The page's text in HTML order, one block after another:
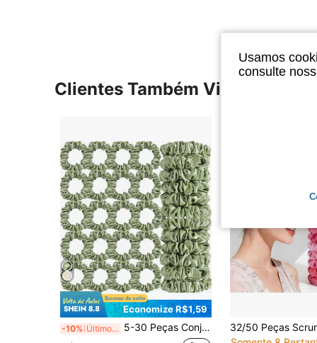
Clientes Também Visitaram
Economize R$1,59
-10% Últimos 2 dias 5-30 Peças Conjunto de Scrunchies de Cetim Pequenos, Elásticos de Cabelo Macios e Sedosos, Faixas de Cabelo Suaves e Antiderrapantes Adequadas para Rabo de Cavalo, Coque, Penteados Diários, Acessórios de Cabelo Sem Marcas para Mulheres e Meninas
Usamos
consulte